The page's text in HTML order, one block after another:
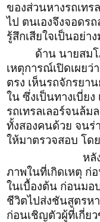
ของส่วนหางรถเทร
ไป ตนเองจึงจอดร
รู้สึกเสียใจเป็นอย่า
ด้าน นายสม
เหตุการณ์เปิดเผยว่
ตรง เห็นรถจักรยา
ใน ซึ่งเป็นทางเบี่ยง
รถเทรลเลอร์จนล้ม
ทั้งสองคนด้วย จนร่
ให้มาตรวจสอบ โด
หลังจาก
ภาพในที่เกิดเหตุ
ในเบื้องต้น ก่อนมอ
ชีวิตไปส่งชันสูตรห
ก่อนเชิญตัวผู้ที่เกี่ย